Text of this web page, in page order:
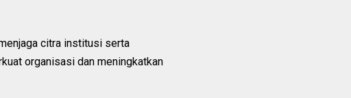
citra institusi serta
organisasi dan meningkatkan